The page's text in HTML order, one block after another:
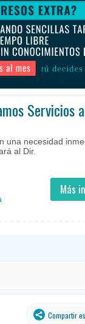
Servicios
una necesidad
al Dir.
Más
Compartir